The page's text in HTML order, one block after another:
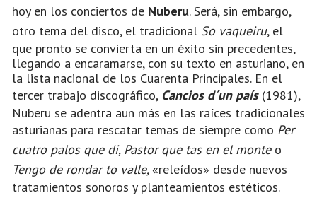
hoy en los conciertos de Nuberu. Será, sin embargo,
otro tema del disco, el tradicional So vaqueiru, el
que pronto se convierta en un éxito sin precedentes,
llegando a encaramarse, con su texto en asturiano, en
la lista nacional de los Cuarenta Principales. En el
tercer trabajo discográfico, Cancios d´un país(1981),
Nuberu se adentra aun más en las raíces tradicionales
asturianas para rescatar temas de siempre como Per
cuatro palos que di, Pastor que tas en el monteo
Tengo de rondar to valle, «releídos» desde nuevos
tratamientos sonoros y planteamientos estéticos.